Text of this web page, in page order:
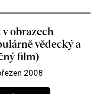
v obrazech
vědecký a
film)
2008